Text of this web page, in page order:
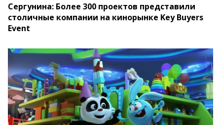
Сергунина: Более 300 проектов представили
столичные компании на кинорынке Key Buyers
Event